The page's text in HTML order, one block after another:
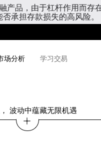
品，由于杠杆作用而存
承担存款损失的高风险。
场分析 学习交易
波动中蕴藏无限机遇